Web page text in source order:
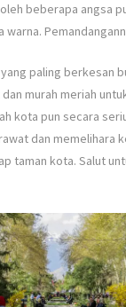
beberapa angsa
warna.
paling berkesan
murah meriah
kota pun secara
dan memelihara
taman kota. Salut